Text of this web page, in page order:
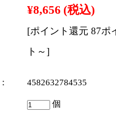
¥8,656 (税込)
[ポイント還元 87ポ
ト～]
4582632784535
個